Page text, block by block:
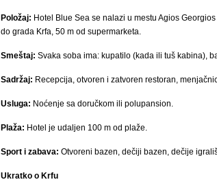
Položaj: Hotel Blue Sea se nalazi u mestu Agios
do grada Krfa, 50 m od supermarketa.
Smeštaj: Svaka soba ima: kupatilo (kada ili tuš kabina),
Sadržaj: Recepcija, otvoren i zatvoren restoran,
Usluga: Noćenje sa doručkom ili polupansion.
Plaža: Hotel je udaljen 100 m od plaže.
Sport i zabava: Otvoreni bazen, dečiji bazen, dečije
Ukratko o Krfu